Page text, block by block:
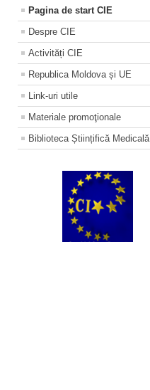
Pagina de start CIE
Despre CIE
Activități CIE
Republica Moldova și UE
Link-uri utile
Materiale promoţionale
Biblioteca Științifică Medicală